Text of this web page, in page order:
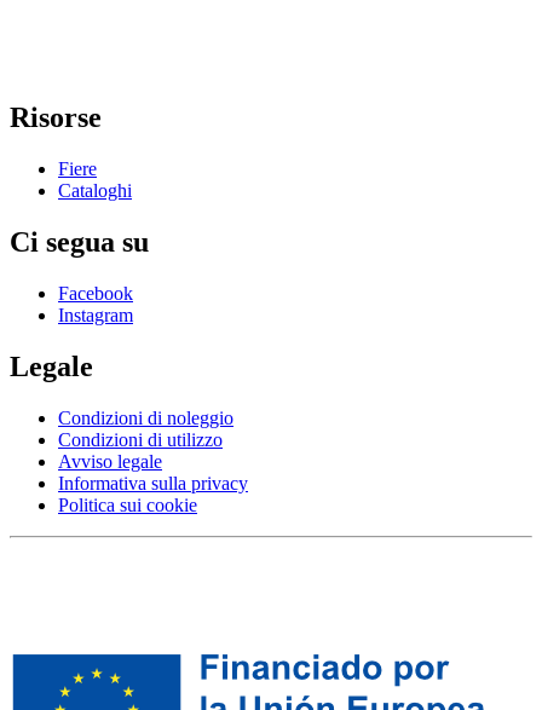
Risorse
Fiere
Cataloghi
Ci segua su
Facebook
Instagram
Legale
Condizioni di noleggio
Condizioni di utilizzo
Avviso legale
Informativa sulla privacy
Politica sui cookie